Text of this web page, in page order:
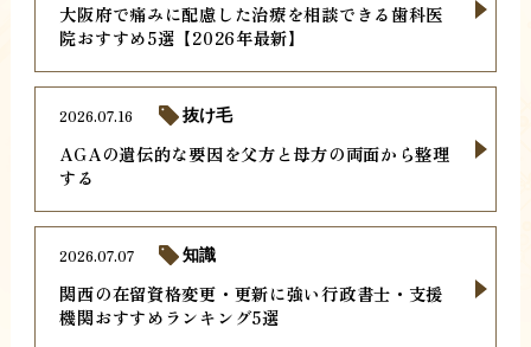
大阪府で痛みに配慮した治療を相談できる歯科医
院おすすめ5選【2026年最新】
AGAの遺伝的な要因を父方と母方の両面から整理
する
2026.07.16 抜け毛
関西の在留資格変更・更新に強い行政書士・支援
機関おすすめランキング5選
2026.07.07 知識